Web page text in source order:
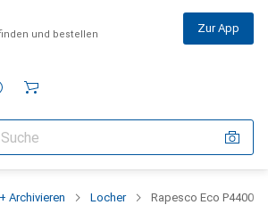
und bestellen Zur App
Archivieren Locher Rapesco Eco P4400